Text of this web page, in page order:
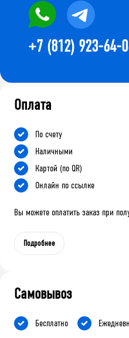
+7 (812) 923-64-
Оплата
По счету
Наличными
Картой (по QR)
Онлайн по ссылке
Вы можете оплатить заказ при
Подробнее
Самовывоз
Бесплатно